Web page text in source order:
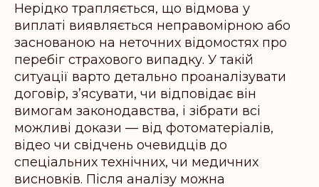
Нерідко трапляється, що відмова у
виплаті виявляється неправомірною або
заснованою на неточних відомостях про
перебіг страхового випадку. У такій
ситуації варто детально проаналізувати
договір, з’ясувати, чи відповідає він
вимогам законодавства, і зібрати всі
можливі докази — від фотоматеріалів,
відео чи свідчень очевидців до
спеціальних технічних, чи медичних
висновків. Після аналізу можна